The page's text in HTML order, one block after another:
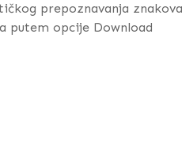
prepoznavanja znakova
putem opcije Download